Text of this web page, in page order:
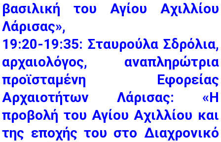
βασιλική του Αγίου Αχιλλίου
Λάρισας»,
19:20-19:35: Σταυρούλα Σδρόλια,
αρχαιολόγος, αναπληρώτρια
προϊσταμένη Εφορείας
Αρχαιοτήτων Λάρισας: «Η
προβολή του Αγίου Αχιλλίου και
της εποχής του στο Διαχρονικό